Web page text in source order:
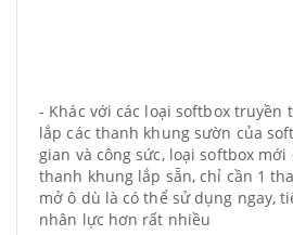
- Khác với các loại softbox truyền
lắp các thanh khung sườn của
gian và công sức, loại softbox mới
thanh khung lắp sẵn, chỉ cần 1
mở ô dù là có thể sử dụng ngay,
nhân lực hơn rất nhiều